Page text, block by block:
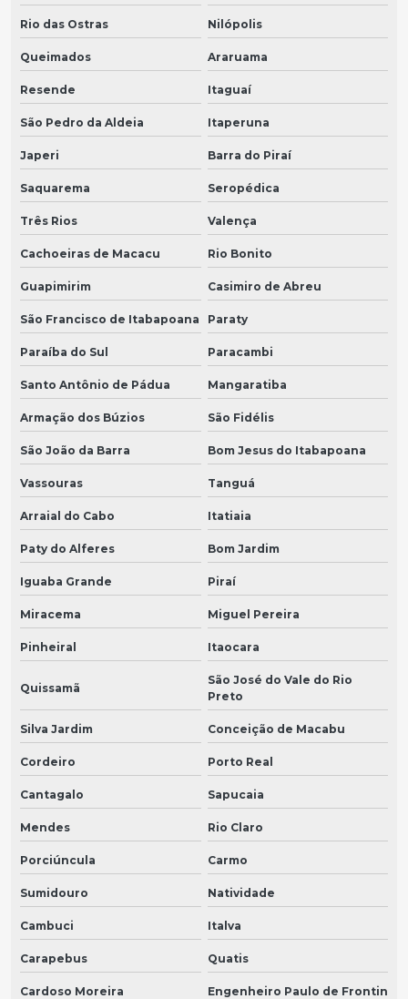
Rio das Ostras Nilópolis
Queimados Araruama
Resende Itaguaí
São Pedro da Aldeia Itaperuna
Japeri Barra do Piraí
Saquarema Seropédica
Três Rios Valença
Cachoeiras de Macacu Rio Bonito
Guapimirim Casimiro de Abreu
São Francisco de Itabapoana Paraty
Paraíba do Sul Paracambi
Santo Antônio de Pádua Mangaratiba
Armação dos Búzios São Fidélis
São João da Barra Bom Jesus do Itabapoana
Vassouras Tanguá
Arraial do Cabo Itatiaia
Paty do Alferes Bom Jardim
Iguaba Grande Piraí
Miracema Miguel Pereira
Pinheiral Itaocara
Quissamã
São José do Vale do Rio
Preto
Silva Jardim Conceição de Macabu
Cordeiro Porto Real
Cantagalo Sapucaia
Mendes Rio Claro
Porciúncula Carmo
Sumidouro Natividade
Cambuci Italva
Carapebus Quatis
Cardoso Moreira Engenheiro Paulo de Frontin